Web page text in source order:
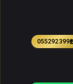
0552923991